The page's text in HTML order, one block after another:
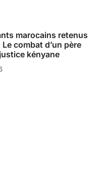
marocains retenus
combat d’un père
kényane